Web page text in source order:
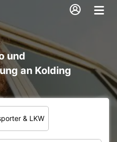
und
an Kolding
& LKW